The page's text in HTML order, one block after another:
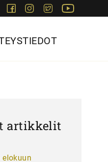
FacebookInstagram
Twitter
artikkelit
elokuun